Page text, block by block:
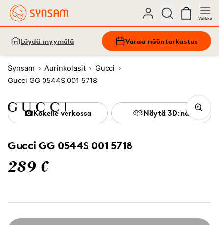
Valikko
Löydä myymälä Varaa näöntarkastus
Synsam Aurinkolasit
Gucci
Gucci GG 0544S 001 5718
Gucci GG 0544S 001 5718
289 €
Kokeile verkossa Näytä 3D:nä